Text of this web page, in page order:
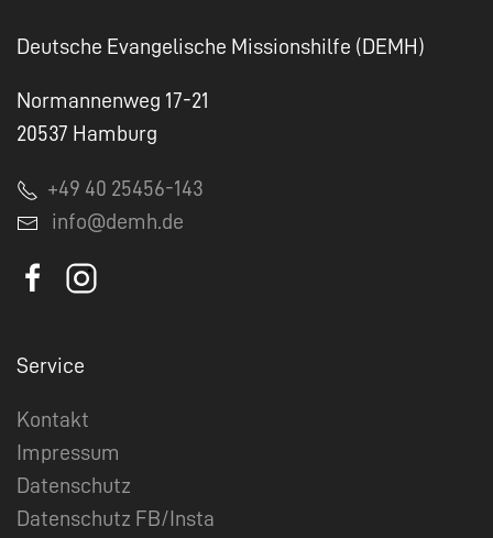
Deutsche Evangelische Missionshilfe (DEMH)
Normannenweg 17-21
20537 Hamburg
+49 40 25456-143
info@demh.de
Service
Kontakt
Impressum
Datenschutz
Datenschutz FB/Insta